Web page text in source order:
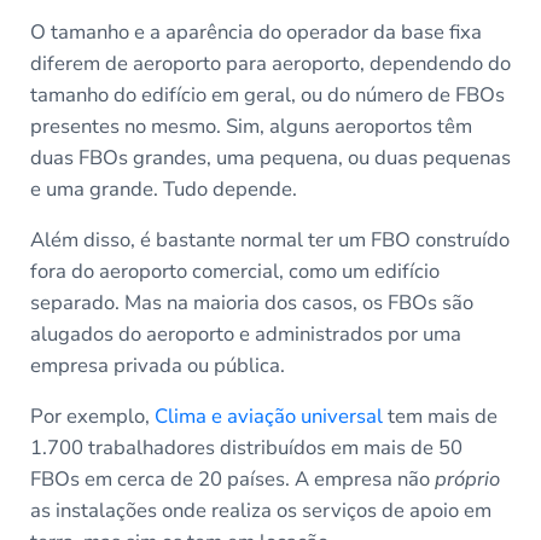
O tamanho e a aparência do operador da base fixa
diferem de aeroporto para aeroporto, dependendo do
tamanho do edifício em geral, ou do número de FBOs
presentes no mesmo. Sim, alguns aeroportos têm
duas FBOs grandes, uma pequena, ou duas pequenas
e uma grande. Tudo depende.
Além disso, é bastante normal ter um FBO construído
fora do aeroporto comercial, como um edifício
separado. Mas na maioria dos casos, os FBOs são
alugados do aeroporto e administrados por uma
empresa privada ou pública.
Por exemplo, Clima e aviação universaltem mais de
1.700 trabalhadores distribuídos em mais de 50
FBOs em cerca de 20 países. A empresa nãopróprio
as instalações onde realiza os serviços de apoio em